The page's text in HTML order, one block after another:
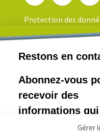
Gérer
Protection des
Inscrivez-vous pour
informations qui